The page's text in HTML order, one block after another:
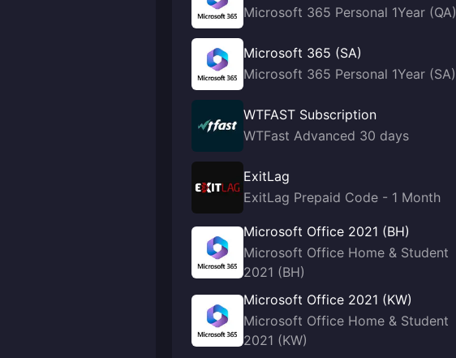
Microsoft 365 Personal 1Year (QA)
Microsoft 365 (SA)
Microsoft 365 Personal 1Year (SA)
WTFAST Subscription
WTFast Advanced 30 days
ExitLag
ExitLag Prepaid Code - 1 Month
Microsoft Office 2021 (BH)
Microsoft Office Home & Student
2021 (BH)
Microsoft Office 2021 (KW)
Microsoft Office Home & Student
2021 (KW)